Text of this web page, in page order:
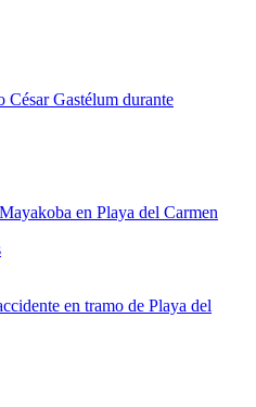
César Gastélum durante
en Playa del Carmen
en tramo de Playa del